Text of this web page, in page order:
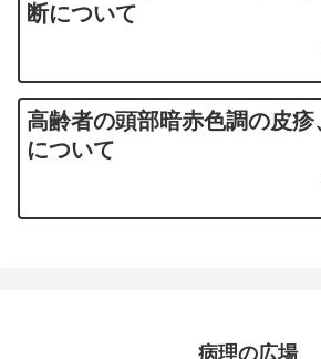
断について
高齢者の頭部暗赤色調の皮
について
病理の広場